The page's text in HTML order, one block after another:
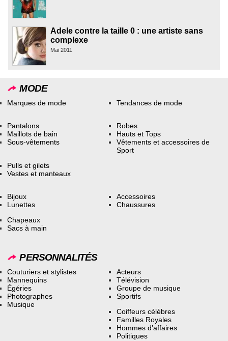
Adele contre la taille 0 : une artiste sans
complexe
Mai 2011
MODE
Marques de mode Tendances de mode
Pantalons
Maillots de bain
Sous-vêtements
Robes
Hauts et Tops
Vêtements et accessoires de
Sport
Pulls et gilets
Vestes et manteaux
Bijoux
Lunettes
Accessoires
Chaussures
Chapeaux
Sacs à main
PERSONNALITÉS
Couturiers et stylistes
Mannequins
Égéries
Photographes
Musique
Acteurs
Télévision
Groupe de musique
Sportifs
Coiffeurs célèbres
Familles Royales
Hommes d’affaires
Politiques